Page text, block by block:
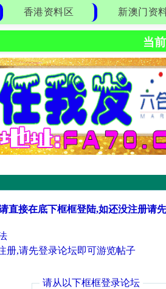
香港资料区 新澳门资
当
直接在底下框框登陆,如还没注册请
册,请先登录论坛即可游览帖子
请从以下框框登录论坛